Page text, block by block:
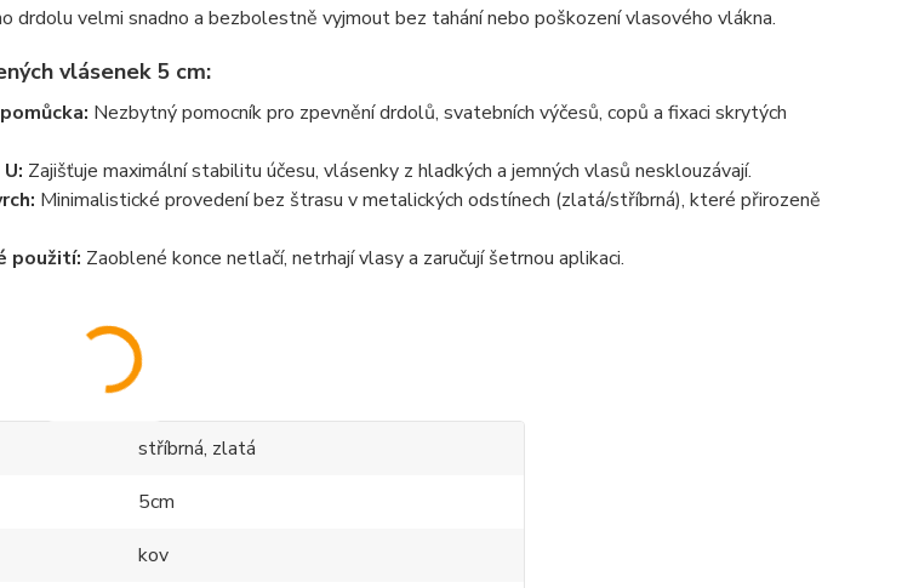
drdolu velmi snadno a bezbolestně vyjmout bez tahání nebo poškození vlasového vlákna.
vlásenek 5 cm:
Nezbytný pomocník pro zpevnění drdolů, svatebních výčesů, copů a fixaci skrytých
Zajišťuje maximální stabilitu účesu, vlásenky z hladkých a jemných vlasů nesklouzávají.
Minimalistické provedení bez štrasu v metalických odstínech (zlatá/stříbrná), které přirozeně
použití: Zaoblené konce netlačí, netrhají vlasy a zaručují šetrnou aplikaci.
stříbrná, zlatá
5cm
kov